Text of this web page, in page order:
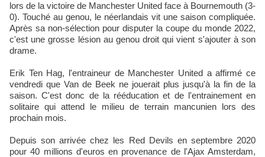
lors de la victoire de Manchester United face à Bournemouth (3-
0). Touché au genou, le néerlandais vit une saison compliquée.
Après sa non-sélection pour disputer la coupe du monde 2022,
c'est une grosse lésion au genou droit qui vient s'ajouter à son
drame.
Erik Ten Hag, l'entraineur de Manchester United a affirmé ce
vendredi que Van de Beek ne jouerait plus jusqu'à la fin de la
saison. C'est donc de la rééducation et de l'entrainement en
solitaire qui attend le milieu de terrain mancunien lors des
prochain mois.
Depuis son arrivée chez les Red Devils en septembre 2020
pour 40 millions d'euros en provenance de l'Ajax Amsterdam,